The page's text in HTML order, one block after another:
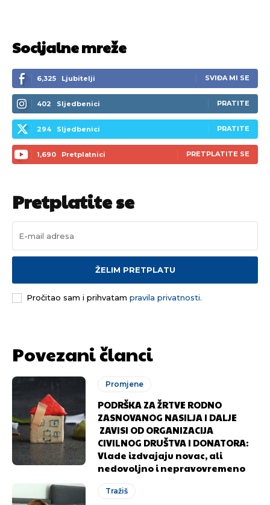
Socijalne mreže
6,325 Ljubitelji SVIĐA MI SE
402 Sljedbenici PRATITE
294 Sljedbenici PRATITE
1,690 Pretplatnici PRETPLATITE SE
Pretplatite se
ŽELIM PRETPLATU
Pročitao sam i prihvatam pravila privatnosti.
Povezani članci
Promjene
PODRŠKA ZA ŽRTVE RODNO
ZASNOVANOG NASILJA I DALJE
ZAVISI OD ORGANIZACIJA
CIVILNOG DRUŠTVA I DONATORA:
Vlade izdvajaju novac, ali
nedovoljno i nepravovremeno
Tražiš